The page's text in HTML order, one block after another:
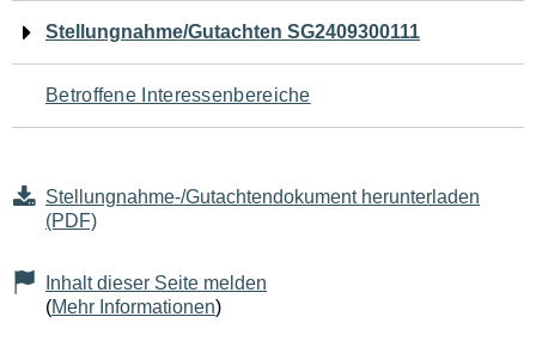
Navigation
für
den
Seiteninhalt
Stellungnahme/Gutachten SG2409300111
Betroffene Interessenbereiche
Stellungnahme-/Gutachtendokument herunterladen
(PDF)
Inhalt dieser Seite melden
(Mehr Informationen)